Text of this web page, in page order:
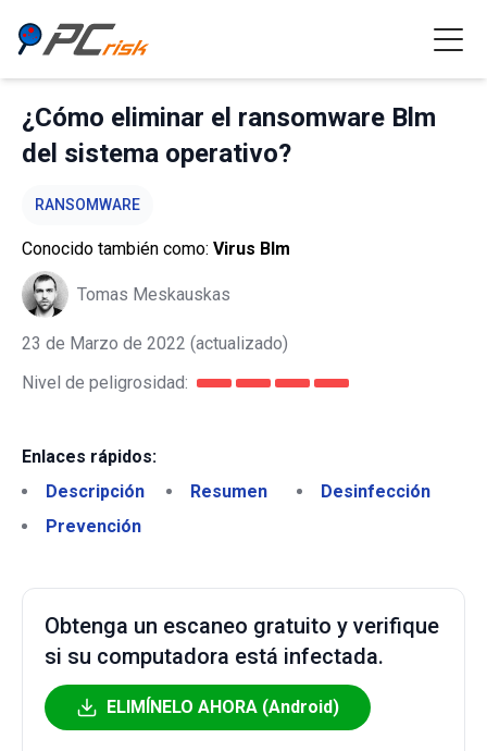
¿Cómo eliminar el ransomware Blm
del sistema operativo?
RANSOMWARE
Conocido también como: Virus Blm
Tomas Meskauskas
23 de Marzo de 2022 (actualizado)
Nivel de peligrosidad:
Enlaces rápidos:
Descripción
Resumen
Desinfección
Prevención
Obtenga un escaneo gratuito y verifique
si su computadora está infectada.
ELIMÍNELO AHORA (Android)